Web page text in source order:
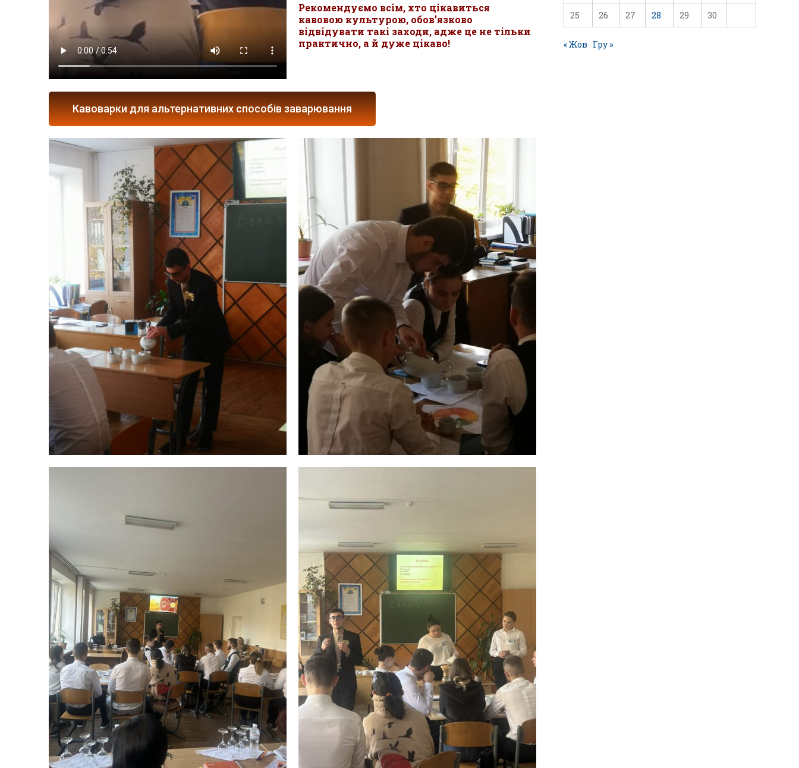
Рекомендуємо всім, хто цікавиться
кавовою культурою, обов’язково
відвідувати такі заходи, адже це не тільки
практично, а й дуже цікаво!
Кавоварки для альтернативних способів заварювання
25 26 27 28 29 30
« Жов Гру »